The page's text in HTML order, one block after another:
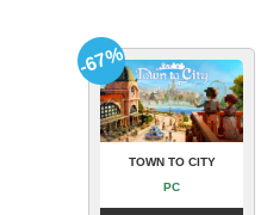
TOWN TO CITY
PC
-67%